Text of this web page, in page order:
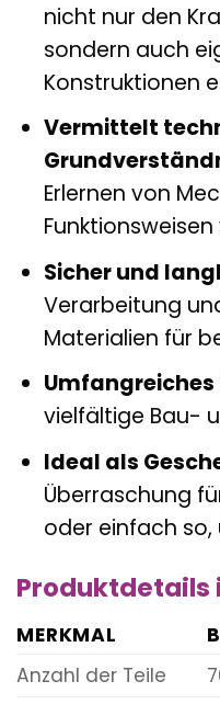
nicht nur den
sondern auch
Konstruktionen
Vermittelt
Erlernen von
Sicher und
Verarbeitung
Materialien für
Umfangreiches
vielfältige Bau-
Ideal als
Überraschung
oder einfach so,
Produktdetails
MERKMAL
Anzahl der Teile